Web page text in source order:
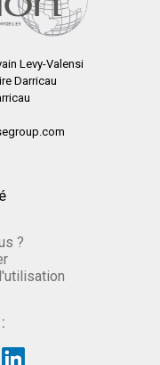
Levy-Valensi
Darricau
?